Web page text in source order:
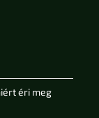
éri meg